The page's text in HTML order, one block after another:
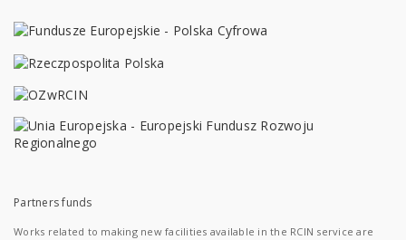
Partners funds
Works related to making new facilities available in the RCIN service are